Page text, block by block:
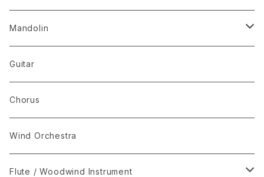
Mandolin
The Best Selection
Set Package
I-Musici
"The Enchanted Forest"
Guitar
Chorus
Wind Orchestra
Flute / Woodwind Instrument